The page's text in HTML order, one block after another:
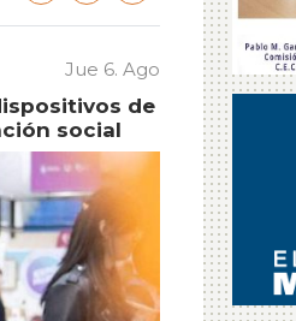
Jue 6. Ago
de
social